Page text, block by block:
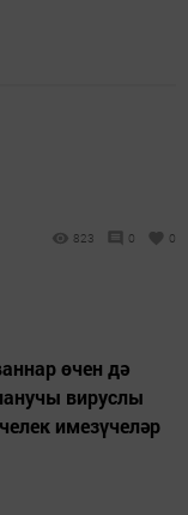
823 0 0
өчен дә
вируслы
имезүчеләр